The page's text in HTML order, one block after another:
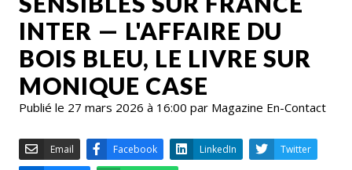
INTER — L'AFFAIRE DU
BOIS BLEU, LE LIVRE SUR
MONIQUE CASE
Publié le 27 mars 2026 à 16:00 par Magazine En-Contact